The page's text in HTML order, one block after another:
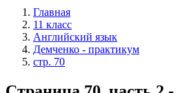
Главная
11 класс
Английский язык
Демченко - практикум
стр. 70